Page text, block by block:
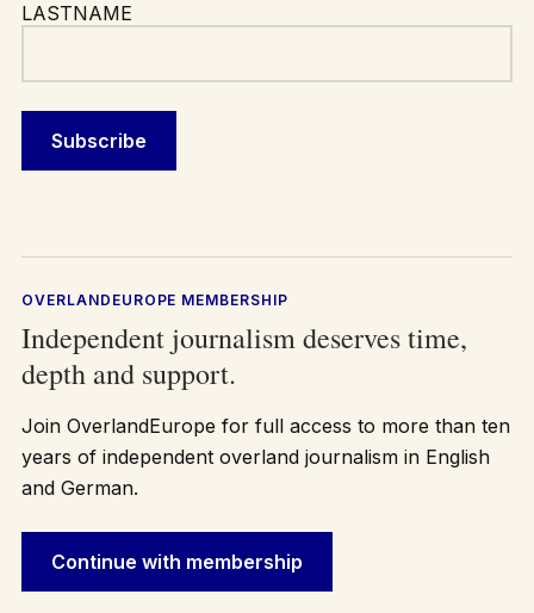
LASTNAME
OVERLANDEUROPE MEMBERSHIP
Independent journalism deserves time,
depth and support.
Join OverlandEurope for full access to more than ten
years of independent overland journalism in English
and German.
Continue with membership